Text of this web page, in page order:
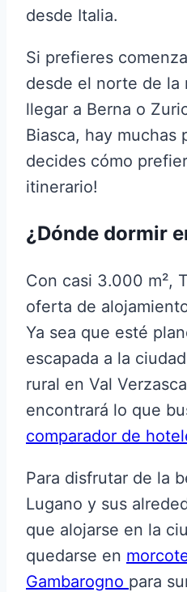
desde Italia.
Si prefieres
desde el norte de la
llegar a Berna o
Biasca, hay muchas
decides cómo
itinerario!
¿Dónde dormir
Con casi 3.000 m²,
oferta de
Ya sea que esté
escapada a la
rural en Val
encontrará lo que
comparador de
Para disfrutar de la
Lugano y sus
que alojarse en la
quedarse en
Gambarogno para